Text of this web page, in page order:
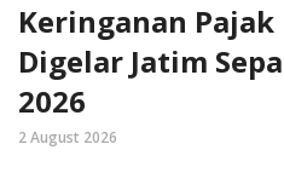
Keringanan Pajak
Digelar Jatim
2026
2 August 2026